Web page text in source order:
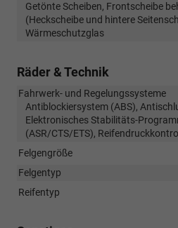
Getönte Scheiben, Frontscheibe
(Heckscheibe und hintere
Wärmeschutzglas
Räder & Technik
Fahrwerk- und Regelungssysteme
Antiblockiersystem (ABS),
Elektronisches Stabilitäts-
(ASR/CTS/ETS),
Felgengröße
Felgentyp
Reifentyp